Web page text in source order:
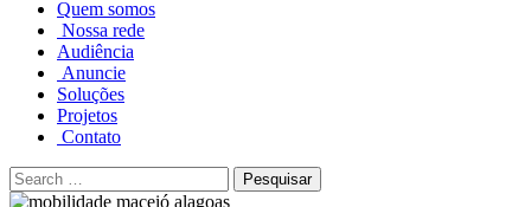
Quem somos
Nossa rede
Audiência
Anuncie
Soluções
Projetos
Contato